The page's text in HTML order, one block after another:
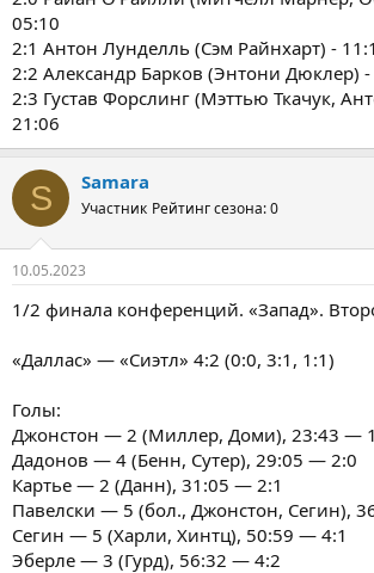
05:10
2:1 Антон Лунделль (Сэм Райнхарт) -
2:2 Александр Барков (Энтони Дюклер) -
2:3 Густав Форслинг (Мэттью Ткачук,
21:06
S Samara
Участник Рейтинг сезона: 0
10.05.2023
1/2 финала конференций. «Запад».
«Даллас» — «Сиэтл» 4:2 (0:0, 3:1, 1:1)
Голы:
Джонстон — 2 (Миллер, Доми), 23:43 —
Дадонов — 4 (Бенн, Сутер), 29:05 — 2:0
Картье — 2 (Данн), 31:05 — 2:1
Павелски — 5 (бол., Джонстон, Сегин),
Сегин — 5 (Харли, Хинтц), 50:59 — 4:1
Эберле — 3 (Гурд), 56:32 — 4:2